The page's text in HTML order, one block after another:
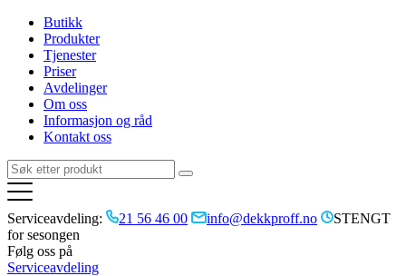
Butikk
Produkter
Tjenester
Priser
Avdelinger
Om oss
Informasjon og råd
Kontakt oss
Serviceavdeling: 21 56 46 00 info@dekkproff.no
STENGT
for sesongen
Følg oss på
Serviceavdeling